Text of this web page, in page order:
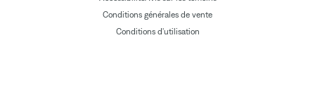
Conditions générales de vente
Conditions d'utilisation